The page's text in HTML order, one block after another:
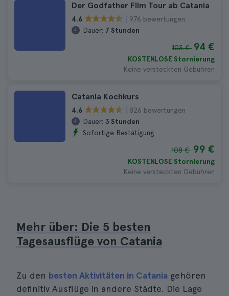
Der Godfather Film Tour ab Catania
4.6
976 bewertungen
Dauer: 7 Stunden
103 € 94 €
KOSTENLOSE Stornierung
Keine versteckten Gebühren
Catania Kochkurs
4.6
826 bewertungen
Dauer: 3 Stunden
Sofortige Bestätigung
108 € 99 €
KOSTENLOSE Stornierung
Keine versteckten Gebühren
Mehr über: Die 5 besten
Tagesausflüge von Catania
Zu den besten Aktivitäten in Catania gehören
definitiv Ausflüge in andere Städte. Die Lage